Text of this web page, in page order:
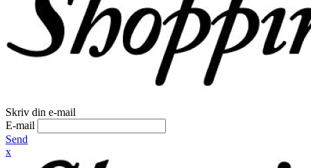
Skriv din e-mail
E-mail
Send
x